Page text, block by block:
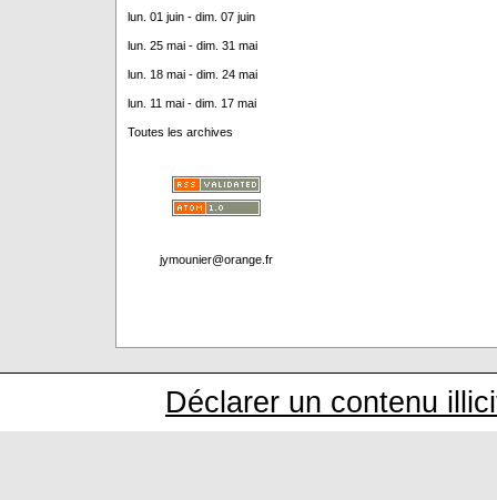
lun. 01 juin - dim. 07 juin
lun. 25 mai - dim. 31 mai
lun. 18 mai - dim. 24 mai
lun. 11 mai - dim. 17 mai
Toutes les archives
jymounier@orange.fr
Déclarer un contenu